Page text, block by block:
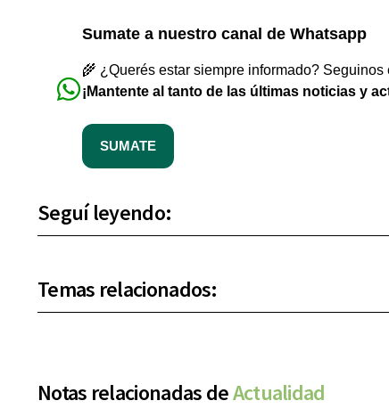
Sumate a nuestro canal de Whatsapp
🌾 ¿Querés estar siempre informado?
¡Mantente al tanto de las últimas noticias y
SUMATE
Seguí leyendo:
Temas relacionados:
Notas relacionadas deActualidad